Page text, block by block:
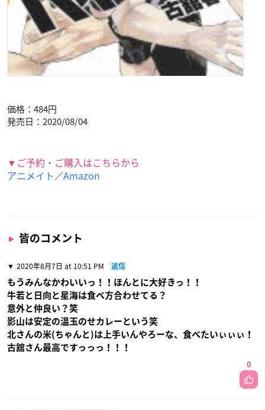
価格：484円
発売日：2020/08/04
▼ご予約・ご購入はこちらから
アニメイト／Amazon
皆のコメント
2020年8月7日 at 10:51 PM 返信
もうみんなかわいいっ！！ほんとに大好きっ！！
牛若と日向と星海は食べ方合わせてる？
意外と仲良い？笑
影山は安定の温玉のせカレーという笑
北さんの米(ちゃんと)は上手いんやろーな、食べたいぃぃぃ！
古舘さん最高ですっっっ！！！
0